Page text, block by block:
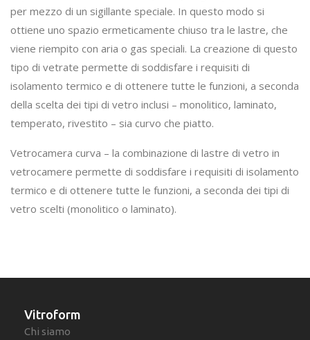
per mezzo di un sigillante speciale. In questo modo si
ottiene uno spazio ermeticamente chiuso tra le lastre, che
viene riempito con aria o gas speciali. La creazione di questo
tipo di vetrate permette di soddisfare i requisiti di
isolamento termico e di ottenere tutte le funzioni, a seconda
della scelta dei tipi di vetro inclusi – monolitico, laminato,
temperato, rivestito – sia curvo che piatto.
Vetrocamera curva – la combinazione di lastre di vetro in
vetrocamere permette di soddisfare i requisiti di isolamento
termico e di ottenere tutte le funzioni, a seconda dei tipi di
vetro scelti (monolitico o laminato).
Vitroform
Chi siamo